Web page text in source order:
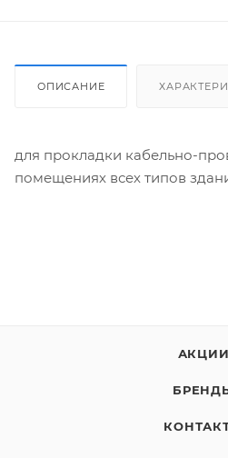
ОПИСАНИЕ
для прокладки кабельно-
помещениях всех типов
АКЦИИ